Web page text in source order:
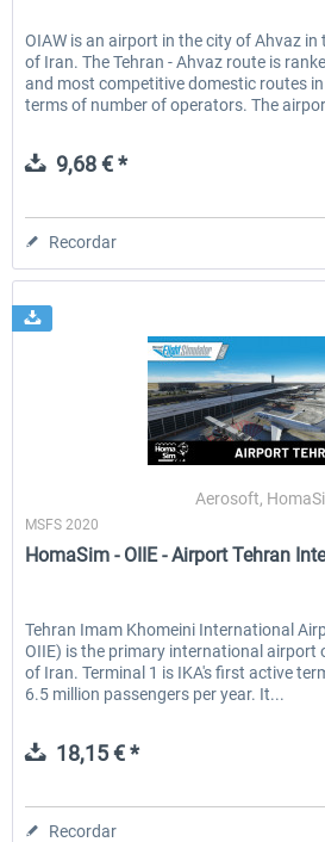
OIAW is an airport in the city of Ahvaz
of Iran. The Tehran - Ahvaz route is
and most competitive domestic routes
terms of number of operators. The
9,68 € *
Recordar
Aerosoft,
MSFS 2020
HomaSim - OIIE - Airport Tehran
Tehran Imam Khomeini International
OIIE) is the primary international airport
of Iran. Terminal 1 is IKA's first active
6.5 million passengers per year. It...
18,15 € *
Recordar